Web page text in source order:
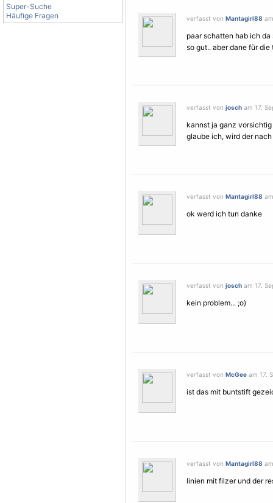
Super-Suche
Häufige Fragen
verfasst von Mantagirl88
paar schatten hab ich
so gut.. aber dane für
verfasst von josch am 17.
kannst ja ganz
glaube ich, wird der
verfasst von Mantagirl88
ok werd ich tun danke
verfasst von josch am 17.
kein problem... ;o)
verfasst von McGee am 17.
ist das mit buntstift
verfasst von Mantagirl88
linien mit filzer und der